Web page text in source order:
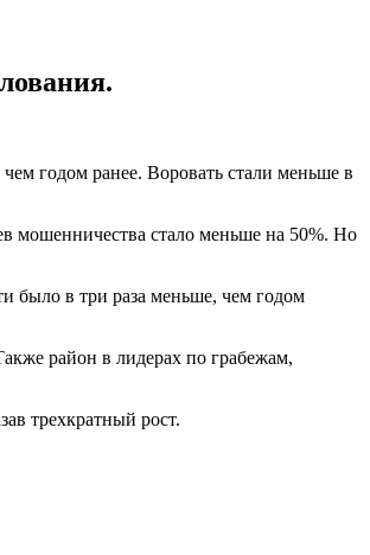
годом ранее. Воровать стали меньше в
мошенничества стало меньше на 50%. Но
было в три раза меньше, чем годом
район в лидерах по грабежам,
трехкратный рост.